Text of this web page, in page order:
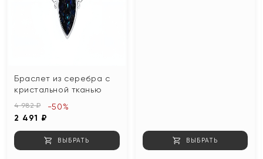
Браслет из серебра с
кристальной тканью
4 982 ₽
2 491 ₽
-50%
ВЫБРАТЬ ВЫБРАТЬ